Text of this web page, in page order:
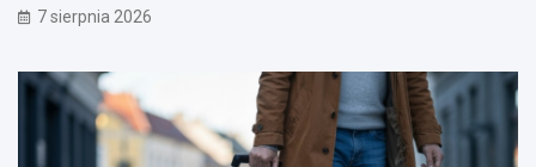
w
t
ń
w
7 sierpnia 2026